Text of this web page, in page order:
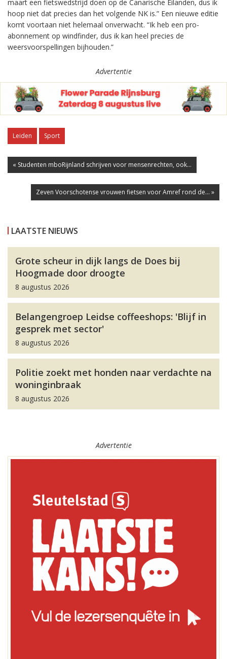
maart een fietswedstrijd doen op de Canarische Eilanden, dus ik
hoop niet dat precies dan het volgende NK is.” Een nieuwe editie
komt voortaan niet helemaal onverwacht. “Ik heb een pro-
abonnement op windfinder, dus ik kan heel precies de
weersvoorspellingen bijhouden.”
Advertentie
Leiden Sport
« Studenten mboRijnland schrijven voor mensenrechten, ook...
Zeven Voorschotense vrouwen fietsen voor Amref rond de... »
LAATSTE NIEUWS
Grote scheur in dijk langs de Does bij
Hoogmade door droogte
8 augustus 2026
Belangengroep Leidse coffeeshops: 'Blijf in
gesprek met sector'
8 augustus 2026
Politie zoekt met honden naar verdachte na
woninginbraak
8 augustus 2026
Advertentie